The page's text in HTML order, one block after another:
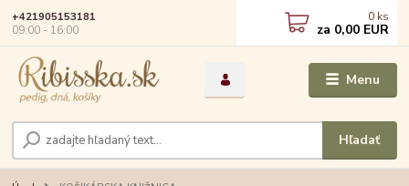
Menu
Hľadať
+421905153181
09:00 - 16:00
0 ks
za 0,00 EUR